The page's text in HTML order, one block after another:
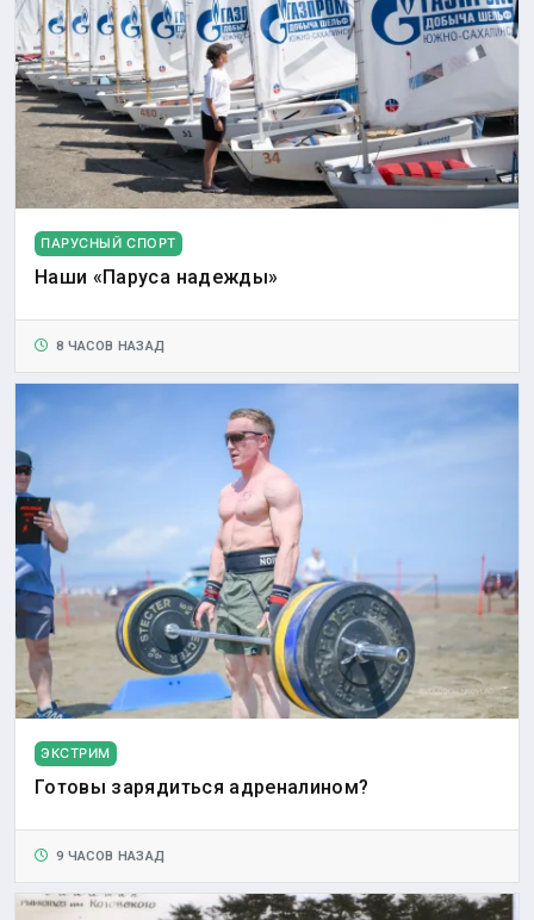
ПАРУСНЫЙ СПОРТ
Наши «Паруса надежды»
8 ЧАСОВ НАЗАД
ЭКСТРИМ
Готовы зарядиться адреналином?
9 ЧАСОВ НАЗАД